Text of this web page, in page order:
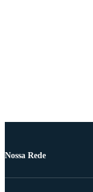
Nossa Rede